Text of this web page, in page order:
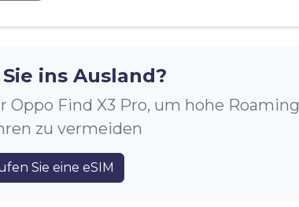
ins Ausland?
Oppo Find X3 Pro, um hohe
zu vermeiden
Sie eine eSIM